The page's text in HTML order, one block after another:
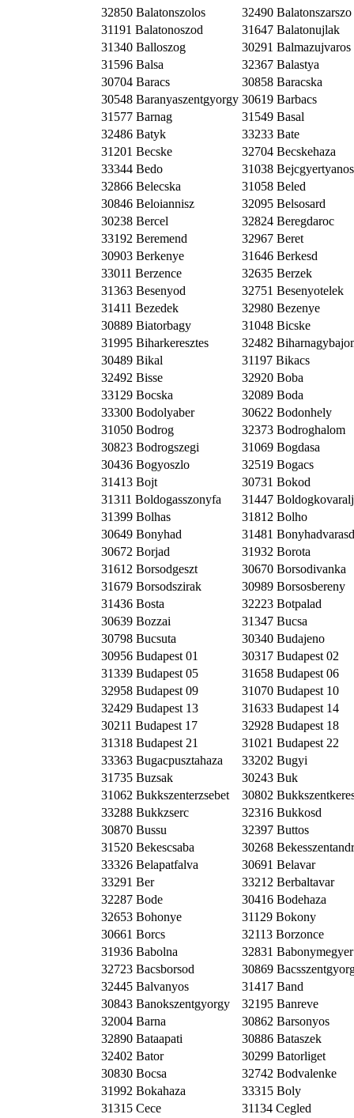
32850 Balatonszolos
32490 Balatonszarszo
31191 Balatonoszod
31647 Balatonujlak
31340 Balloszog
30291 Balmazujvaros
31596 Balsa
32367 Balastya
30704 Baracs
30858 Baracska
30548 Baranyaszentgyorgy 30619 Barbacs
31577 Barnag
31549 Basal
32486 Batyk
33233 Bate
31201 Becske
32704 Becskehaza
33344 Bedo
31038 Bejcgyertyanos
32866 Belecska
31058 Beled
30846 Beloiannisz
32095 Belsosard
30238 Bercel
32824 Beregdaroc
33192 Beremend
32967 Beret
30903 Berkenye
31646 Berkesd
33011 Berzence
32635 Berzek
31363 Besenyod
32751 Besenyotelek
31411 Bezedek
32980 Bezenye
30889 Biatorbagy
31048 Bicske
31995 Biharkeresztes
32482
30489 Bikal
31197 Bikacs
32492 Bisse
32920 Boba
33129 Bocska
32089 Boda
33300 Bodolyaber
30622 Bodonhely
31050 Bodrog
32373 Bodroghalom
30823 Bodrogszegi
31069 Bogdasa
30436 Bogyoszlo
32519 Bogacs
31413 Bojt
30731 Bokod
31311 Boldogasszonyfa
31447
31399 Bolhas
31812 Bolho
30649 Bonyhad
31481 Bonyhadvarasd
30672 Borjad
31932 Borota
31612 Borsodgeszt
30670 Borsodivanka
31679 Borsodszirak
30989 Borsosbereny
31436 Bosta
32223 Botpalad
30639 Bozzai
31347 Bucsa
30798 Bucsuta
30340 Budajeno
30956 Budapest 01
30317 Budapest 02
31339 Budapest 05
31658 Budapest 06
32958 Budapest 09
31070 Budapest 10
32429 Budapest 13
31633 Budapest 14
30211 Budapest 17
32928 Budapest 18
31318 Budapest 21
31021 Budapest 22
33363 Bugacpusztahaza
33202 Bugyi
31735 Buzsak
30243 Buk
31062 Bukkszenterzsebet
30802
33288 Bukkzserc
32316 Bukkosd
30870 Bussu
32397 Buttos
31520 Bekescsaba
30268
33326 Belapatfalva
30691 Belavar
33291 Ber
33212 Berbaltavar
32287 Bode
30416 Bodehaza
32653 Bohonye
31129 Bokony
30661 Borcs
32113 Borzonce
31936 Babolna
32831 Babonymegyer
32723 Bacsborsod
30869
32445 Balvanyos
31417 Band
30843 Banokszentgyorgy
32195 Banreve
32004 Barna
30862 Barsonyos
32890 Bataapati
30886 Bataszek
32402 Bator
30299 Batorliget
30830 Bocsa
32742 Bodvalenke
31992 Bokahaza
33315 Boly
31315 Cece
31134 Cegled